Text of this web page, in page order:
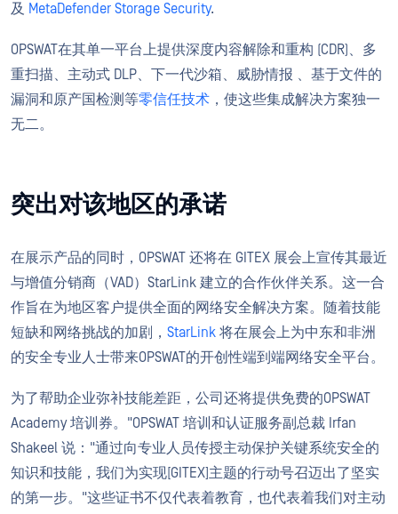
及 MetaDefender Storage Security.
OPSWAT在其单一平台上提供深度内容解除和重构 (CDR)、多
重扫描、主动式 DLP、下一代沙箱、威胁情报 、基于文件的
漏洞和原产国检测等零信任技术 ，使这些集成解决方案独一
无二。
突出对该地区的承诺
在展示产品的同时，OPSWAT 还将在 GITEX 展会上宣传其最近
与增值分销商（VAD）StarLink 建立的合作伙伴关系。这一合
作旨在为地区客户提供全面的网络安全解决方案。随着技能
短缺和网络挑战的加剧， StarLink 将在展会上为中东和非洲
的安全专业人士带来OPSWAT的开创性端到端网络安全平台。
为了帮助企业弥补技能差距，公司还将提供免费的OPSWAT
Academy 培训券。"OPSWAT 培训和认证服务副总裁 Irfan
Shakeel 说："通过向专业人员传授主动保护关键系统安全的
知识和技能，我们为实现[GITEX]主题的行动号召迈出了坚实
的第一步。"这些证书不仅代表着教育，也代表着我们对主动